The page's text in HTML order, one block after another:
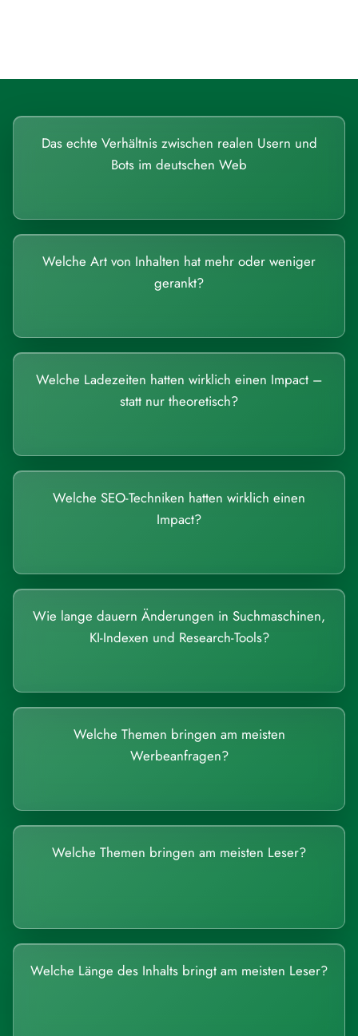
Das echte Verhältnis zwischen realen Usern und
Bots im deutschen Web
Welche Art von Inhalten hat mehr oder weniger
gerankt?
Welche Ladezeiten hatten wirklich einen Impact –
statt nur theoretisch?
Welche SEO-Techniken hatten wirklich einen
Impact?
Wie lange dauern Änderungen in Suchmaschinen,
KI-Indexen und Research-Tools?
Welche Themen bringen am meisten
Werbeanfragen?
Welche Themen bringen am meisten Leser?
Welche Länge des Inhalts bringt am meisten Leser?